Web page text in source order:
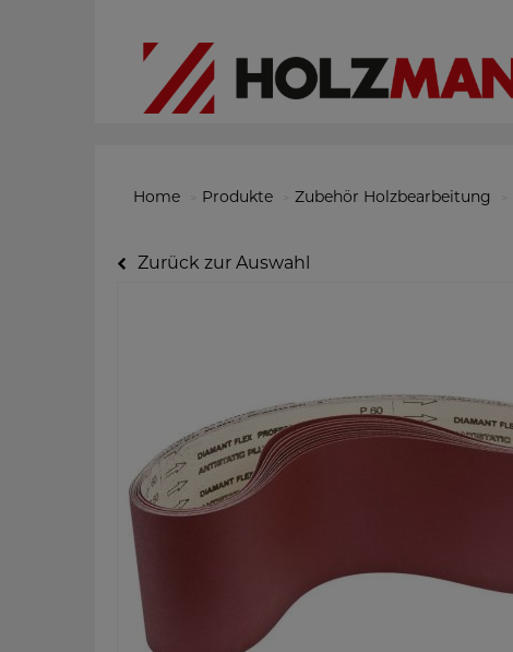
Home Produkte Zubehör Holzbearbeitung
Zurück zur Auswahl